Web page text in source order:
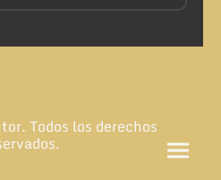
Todos los derechos